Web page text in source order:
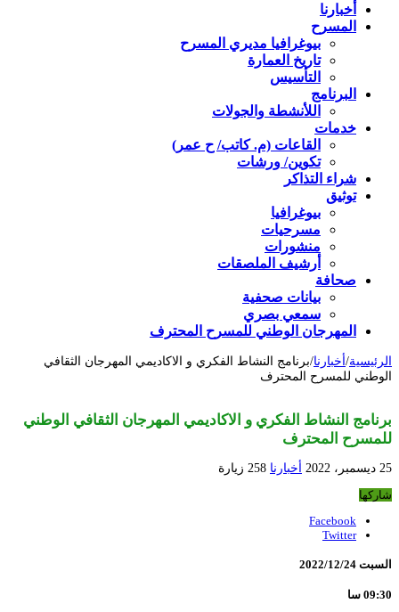
أخبارنا
المسرح
بيوغرافيا مديري المسرح
تاريخ العمارة
التأسيس
البرنامج
اللأنشطة والجولات
خدمات
القاعات (م. كاتب/ ح عمر)
تكوين/ ورشات
شراء التذاكر
توثيق
بيوغرافيا
مسرحيات
منشورات
أرشيف الملصقات
صحافة
بيانات صحفية
سمعي بصري
المهرجان الوطني للمسرح المحترف
الرئيسية/ أخبارنا/برنامج النشاط الفكري و الاكاديمي المهرجان الثقافي
الوطني للمسرح المحترف
برنامج النشاط الفكري و الاكاديمي المهرجان الثقافي الوطني
للمسرح المحترف
25 ديسمبر، 2022 أخبارنا 258 زيارة
شاركها
Facebook
Twitter
السبت 2022/12/24
09:30 سا